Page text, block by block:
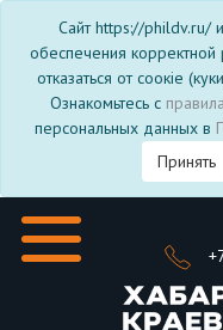
Сайт https://phildv.ru/
обеспечения
отказаться от соокіе
Ознакомьтесь с
персональных данных в
Принять